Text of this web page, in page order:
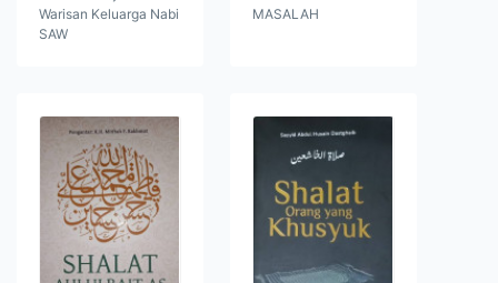
Warisan Keluarga Nabi
SAW
MASALAH